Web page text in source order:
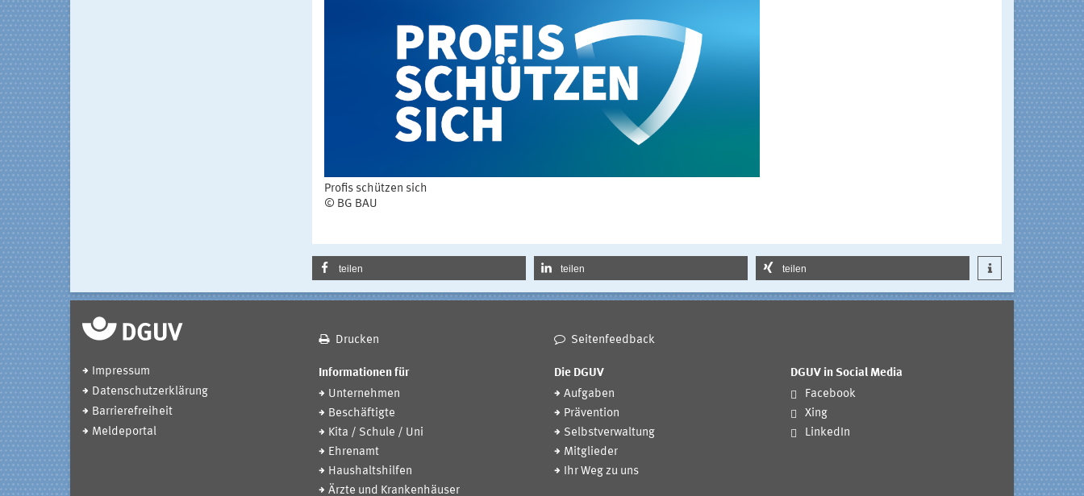
Profis schützen sich
© BG BAU
teilen teilen teilen
Drucken Seitenfeedback
Impressum
Datenschutzerklärung
Barrierefreiheit
Meldeportal
Informationen für
Unternehmen
Beschäftigte
Kita / Schule / Uni
Ehrenamt
Haushaltshilfen
Ärzte und Krankenhäuser
Die DGUV
Aufgaben
Prävention
Selbstverwaltung
Mitglieder
Ihr Weg zu uns
DGUV in Social Media
Facebook
Xing
LinkedIn